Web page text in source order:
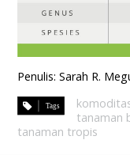
Penulis: Sarah R.
tanaman
tanaman tropis